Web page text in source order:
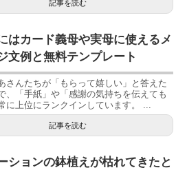
記事を読む
はカード義母や実母に使えるメ
文例と無料テンプレート
さんたちが「もらって嬉しい」と答えた
、「手紙」や「感謝の気持ちを伝えても
に上位にランクインしています。 ...
記事を読む
ションの鉢植えが枯れてきたと